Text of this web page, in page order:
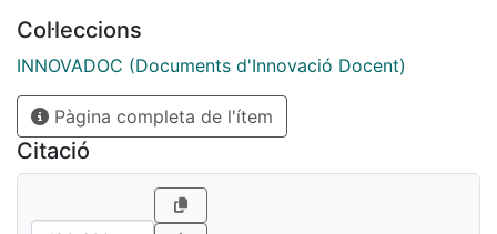
d’altres, produeixen efectes materials sobre l’espai i els
objectes, però també sobre la forma en com s’entenen.
de fer que el nostre entorn quotidià deixi de ser
invisible, convertint-se així en alguna cosa més.
L'activitat va ser co-comissariada per l’artista i
graduada en Belles Arts Anna Sevilla Paris, proposat
per Sala d’Art Jove, i és el resultat de tres projectes
Col·leccions
INNOVADOC (Documents d'Innovació Docent)
Pàgina completa de l'ítem
Citació